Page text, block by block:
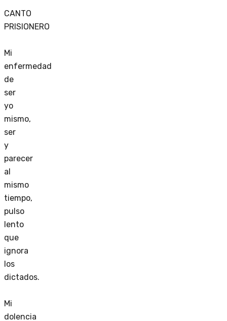
CANTO
PRISIONERO
Mi
enfermedad
de
ser
yo
mismo,
ser
y
parecer
al
mismo
tiempo,
pulso
lento
que
ignora
los
dictados.
Mi
dolencia